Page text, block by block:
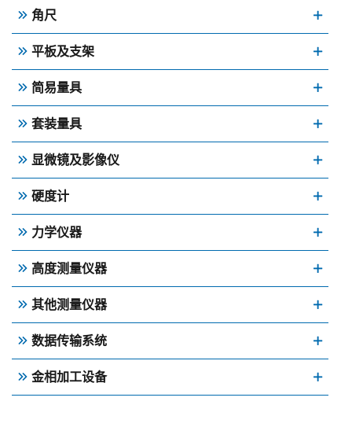
角尺
平板及支架
简易量具
套装量具
显微镜及影像仪
硬度计
力学仪器
高度测量仪器
其他测量仪器
数据传输系统
金相加工设备